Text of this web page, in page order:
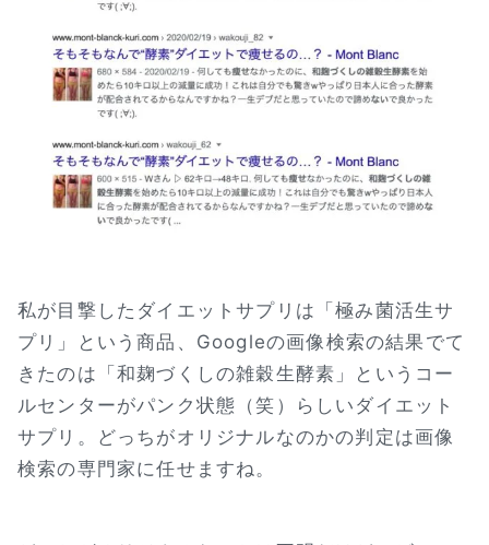
私が目撃したダイエットサプリは「極み菌活生サ
プリ」という商品、Googleの画像検索の結果でて
きたのは「和麹づくしの雑穀生酵素」というコー
ルセンターがパンク状態（笑）らしいダイエット
サプリ。どっちがオリジナルなのかの判定は画像
検索の専門家に任せますね。